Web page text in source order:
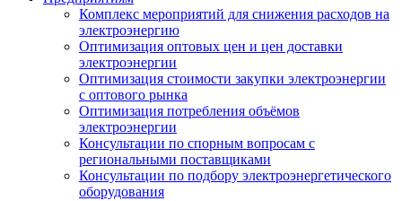
Комплекс мероприятий для снижения расходов на
электроэнергию
Оптимизация оптовых цен и цен доставки
электроэнергии
Оптимизация стоимости закупки электроэнергии
с оптового рынка
Оптимизация потребления объёмов
электроэнергии
Консультации по спорным вопросам с
региональными поставщиками
Консультации по подбору электроэнергетического
оборудования